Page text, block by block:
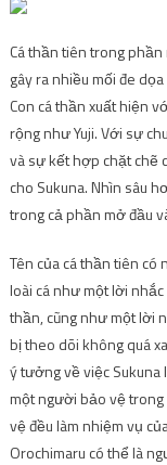
Cá thần tiên trong
gây ra nhiều mối đe
Con cá thần xuất hiện
rộng như Yuji. Với sự
và sự kết hợp chặt chẽ
cho Sukuna. Nhìn sâu
trong cả phần mở đầu
Tên của cá thần tiên có
loài cá như một lời
thần, cũng như một lời
bị theo dõi không quá
ý tưởng về việc
một người bảo vệ
vệ đều làm nhiệm vụ
Orochimaru có thể là